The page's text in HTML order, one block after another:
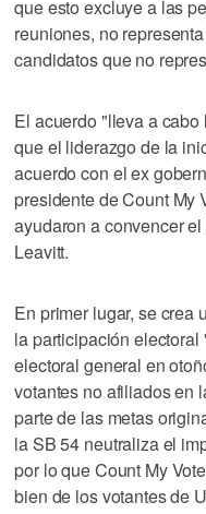
que esto excluye a las
reuniones, no
candidatos que no
El acuerdo "lleva a
que el liderazgo de la
acuerdo con el ex
presidente de Count My
ayudaron a convencer
Leavitt.
En primer lugar, se crea
la participación
electoral general en
votantes no afiliados en
parte de las metas
la SB 54 neutraliza el
por lo que Count My
bien de los votantes de